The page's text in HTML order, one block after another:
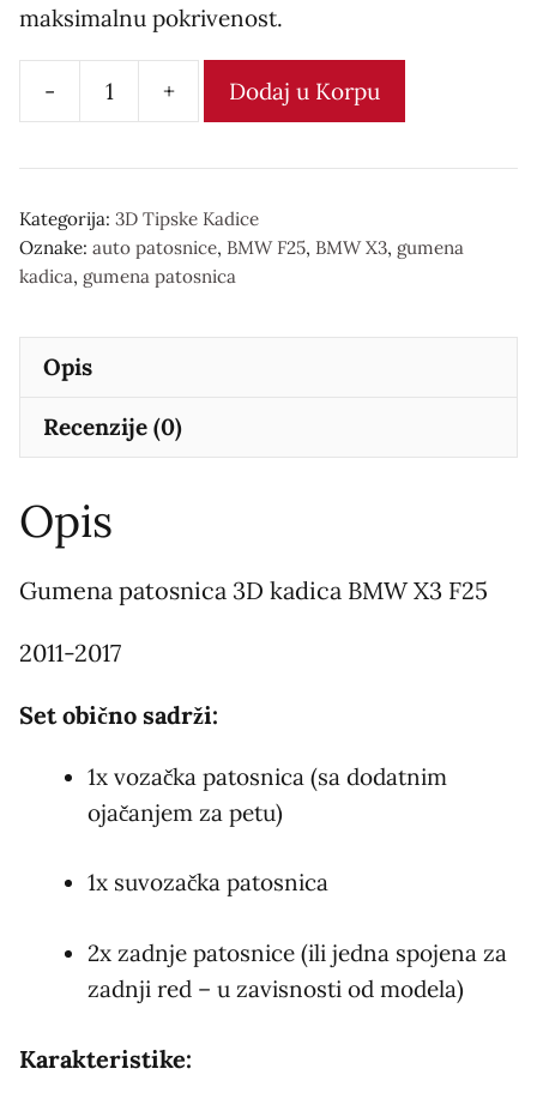
maksimalnu pokrivenost.
-
Gumena
3D
kadica
количина
+ Dodaj u Korpu
Kategorija: 3D Tipske Kadice
Oznake: auto patosnice, BMW F25, BMW X3, gumena
kadica, gumena patosnica
Opis
Recenzije (0)
Opis
Gumena patosnica 3D kadica BMW X3 F25
2011-2017
Set obično sadrži:
1x vozačka patosnica (sa dodatnim
ojačanjem za petu)
1x suvozačka patosnica
2x zadnje patosnice (ili jedna spojena za
zadnji red – u zavisnosti od modela)
Karakteristike: